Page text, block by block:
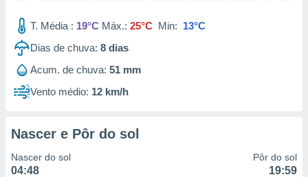
utilizar
criar
medir
da
medir o
T. Média : 19°C Máx.: 25°C Min: 13°C
Dias de chuva: 8 dias
Acum. de chuva: 51 mm
Vento médio: 12 km/h
Nascer e Pôr do sol
Nascer do sol
04:48
Pôr do sol
19:59